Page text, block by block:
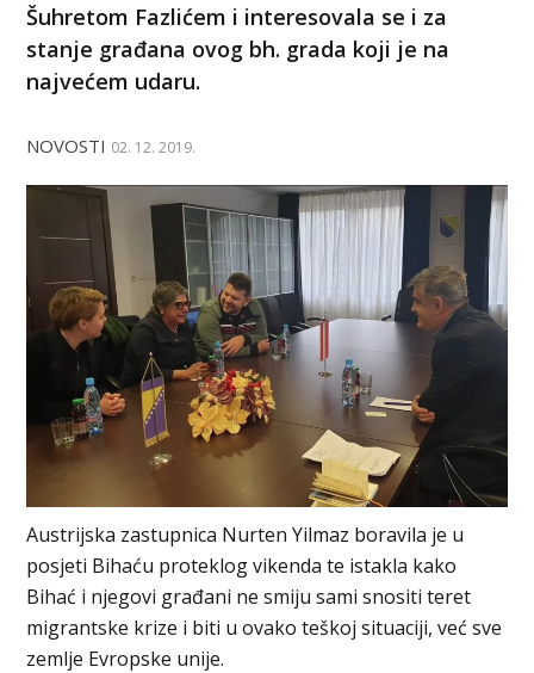
Šuhretom Fazlićem i interesovala se i za
stanje građana ovog bh. grada koji je na
najvećem udaru.
NOVOSTI 02. 12. 2019.
Austrijska zastupnica Nurten Yilmaz boravila je u
posjeti Bihaću proteklog vikenda te istakla kako
Bihać i njegovi građani ne smiju sami snositi teret
migrantske krize i biti u ovako teškoj situaciji, već sve
zemlje Evropske unije.